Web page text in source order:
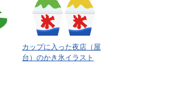
カップに入った夜店（屋
台）のかき氷イラスト